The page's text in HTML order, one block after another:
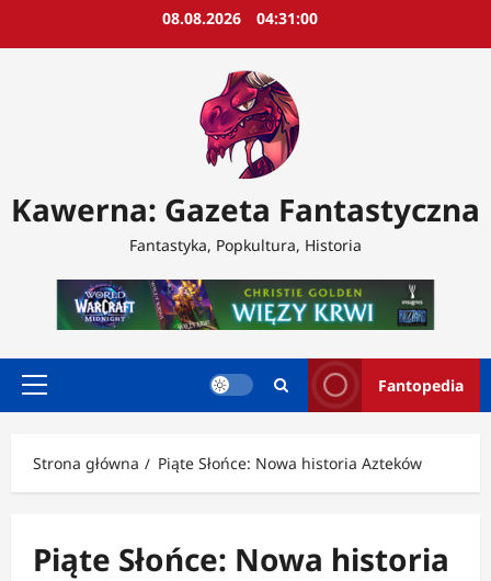
08.08.2026 04:31:02
Kawerna: Gazeta Fantastyczna
Fantastyka, Popkultura, Historia
Menu
Fantopedia
Strona główna Piąte Słońce: Nowa historia Azteków
Piąte Słońce: Nowa historia